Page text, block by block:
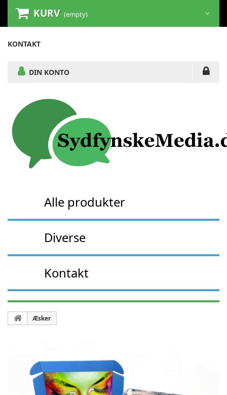
KURV (empty)
KONTAKT
DIN KONTO
Alle produkter
Diverse
Kontakt
Æsker